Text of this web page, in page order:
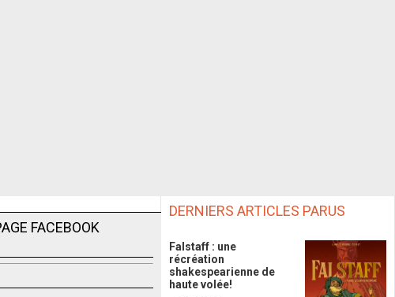
FACEBOOK
DERNIERS ARTICLES PARUS
Falstaff : une
récréation
shakespearienne de
haute volée!